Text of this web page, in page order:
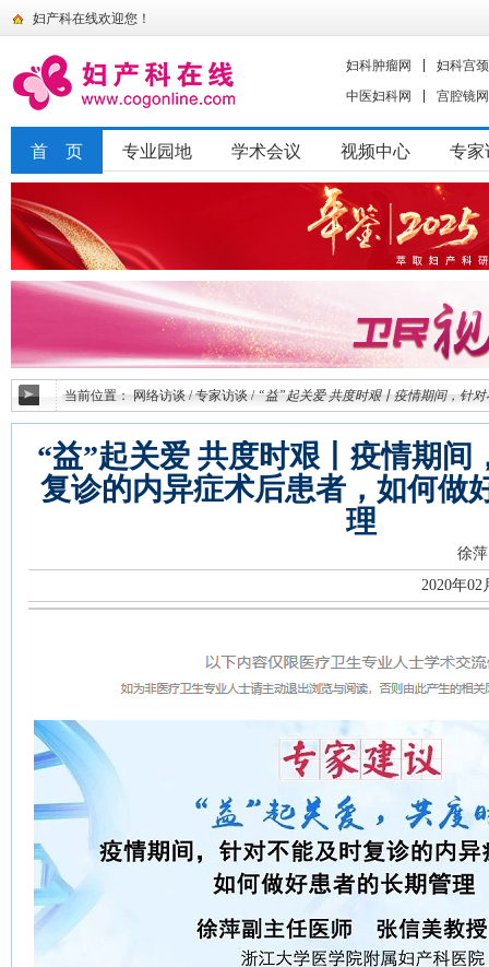
妇产科在线欢迎您！
妇科肿瘤网
妇科宫
中医妇科网
宫腔镜网
首 页 专业园地 学术会议 视频中心 专家
当前位置：网络访谈 / 专家访谈 / “益”起关爱 共度时艰丨疫情期间，针
“益”起关爱 共度时艰丨疫情期间
复诊的内异症术后患者，如何做
理
徐
2020年02